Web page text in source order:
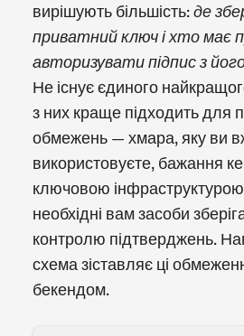
вирішують більшість: де
приватний ключ і хто має
авторизувати підпис з
Не існує єдиного
з них краще підходить для
обмежень — хмара, яку ви
використовуєте, бажання
ключовою
необхідні вам засоби
контролю підтверджень.
схема зіставляє ці
бекендом.